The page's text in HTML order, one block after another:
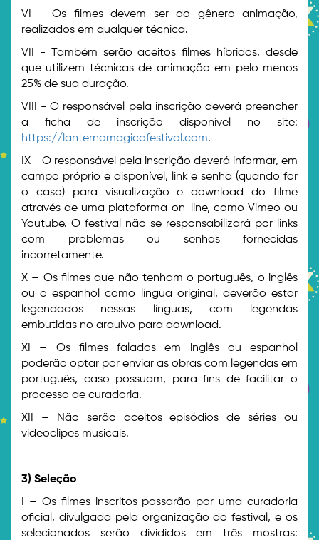
VI - Os filmes devem ser do gênero animação,
realizados em qualquer técnica.
VII - Também serão aceitos filmes híbridos, desde
que utilizem técnicas de animação em pelo menos
25% de sua duração.
VIII - O responsável pela inscrição deverá preencher
a ficha de inscrição disponível no site:
https://lanternamagicafestival.com.
IX - O responsável pela inscrição deverá informar, em
campo próprio e disponível, link e senha (quando for
o caso) para visualização e download do filme
através de uma plataforma on-line, como Vimeo ou
Youtube. O festival não se responsabilizará por links
com problemas ou senhas fornecidas
incorretamente.
X – Os filmes que não tenham o português, o inglês
ou o espanhol como língua original, deverão estar
legendados nessas línguas, com legendas
embutidas no arquivo para download.
XI – Os filmes falados em inglês ou espanhol
poderão optar por enviar as obras com legendas em
português, caso possuam, para fins de facilitar o
processo de curadoria.
XII – Não serão aceitos episódios de séries ou
videoclipes musicais.
3) Seleção
I – Os filmes inscritos passarão por uma curadoria
oficial, divulgada pela organização do festival, e os
selecionados serão divididos em três mostras: